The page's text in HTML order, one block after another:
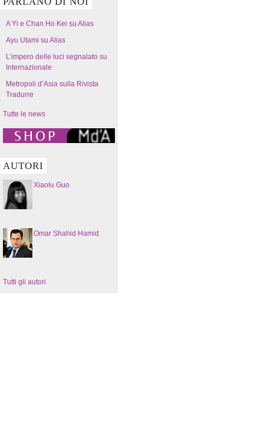
A Yi e Chan Ho Kei su Alias
Ayu Utami su Alias
L’impero delle luci segnalato su
Internazionale
Metropoli d’Asia sulla Rivista
Tradurre
Tutte le news
AUTORI
Xiaolu Guo
Omar Shahid Hamid
Tutti gli autori